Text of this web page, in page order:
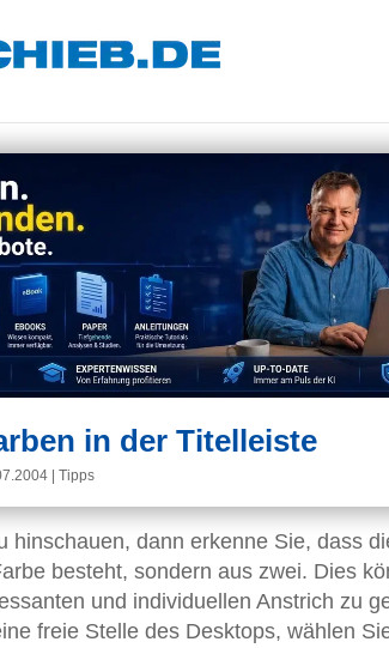
in der Titelleiste
Tipps
hinschauen, dann erkenne Sie, dass
besteht, sondern aus zwei. Dies
und individuellen Anstrich zu
freie Stelle des Desktops, wählen